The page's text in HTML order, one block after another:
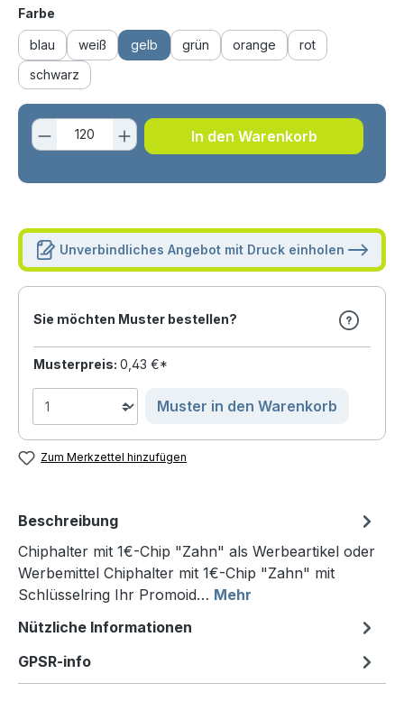
Farbe
blau weiß gelb grün orange
rot
schwarz
Produkt Anzahl: Gib den
In den Warenkorb
Unverbindliches Angebot mit Druck einholen
Sie möchten Muster bestellen?
Musterpreis: 0,43 €*
Muster in den Warenkorb
Zum Merkzettel hinzufügen
Beschreibung
Chiphalter mit 1€-Chip "Zahn" als Werbeartikel oder
Werbemittel Chiphalter mit 1€-Chip "Zahn" mit
Schlüsselring Ihr Promoid… Mehr
Nützliche Informationen
GPSR-info